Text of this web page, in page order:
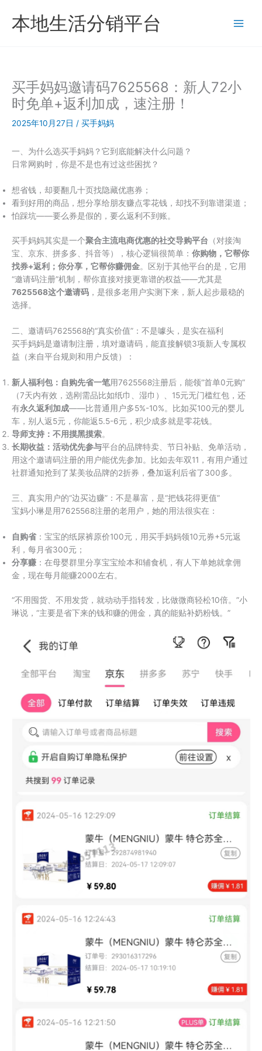
本地生活分销平台
买手妈妈邀请码7625568：新人72小
时免单+返利加成，速注册！
2025年10月27日 / 买手妈妈
一、为什么选买手妈妈？它到底能解决什么问题？
日常网购时，你是不是也有过这些困扰？
想省钱，却要翻几十页找隐藏优惠券；
看到好用的商品，想分享给朋友赚点零花钱，却找不到靠谱渠道；
怕踩坑——要么券是假的，要么返利不到账。
买手妈妈其实是一个​​聚合主流电商优惠的社交导购平台​ ​（对接淘
宝、京东、拼多多、抖音等），核心逻辑很简单：​ ​你购物，它帮你
找券+返利；你分享，它帮你赚佣金​​。区别于其他平台的是，它用
“邀请码注册”机制，帮你直接对接更靠谱的权益——尤其是​
7625568这个邀请码​ ​，是很多老用户实测下来，新人起步最稳的
选择。
二、邀请码7625568的“真实价值”：不是噱头，是实在福利
买手妈妈是邀请制注册，填对邀请码，能直接解锁3项新人专属权
益（来自平台规则和用户反馈）：
​新人福利包：自购先省一笔​​用7625568注册后，能领“首单0元购”
（7天内有效，选刚需品比如纸巾、湿巾）、15元无门槛红包，还
有​​永久返利加成​​——比普通用户多5%-10%。比如买100元的婴儿
车，别人返5元，你能返5.5-6元，积少成多就是零花钱。
​导师支持：不用摸黑摸索​​。
​长期收益：活动优先参与​​平台的品牌特卖、节日补贴、免单活动，
用这个邀请码注册的用户能优先参加。比如去年双11，有用户通过
社群通知抢到了某美妆品牌的2折券，叠加返利后省了300多。
三、真实用户的“边买边赚”：不是暴富，是“把钱花得更值”
宝妈小琳是用7625568注册的老用户，她的用法很实在：
​自购省​​：宝宝的纸尿裤原价100元，用买手妈妈领10元券+5元返
利，每月省300元；
​分享赚​ ​：在母婴群里分享宝宝绘本和辅食机，有人下单她就拿佣
金，现在每月能赚2000左右。
“不用囤货、不用发货，就动动手指转发，比做微商轻松10倍。”小
琳说，“主要是省下来的钱和赚的佣金，真的能贴补奶粉钱。”